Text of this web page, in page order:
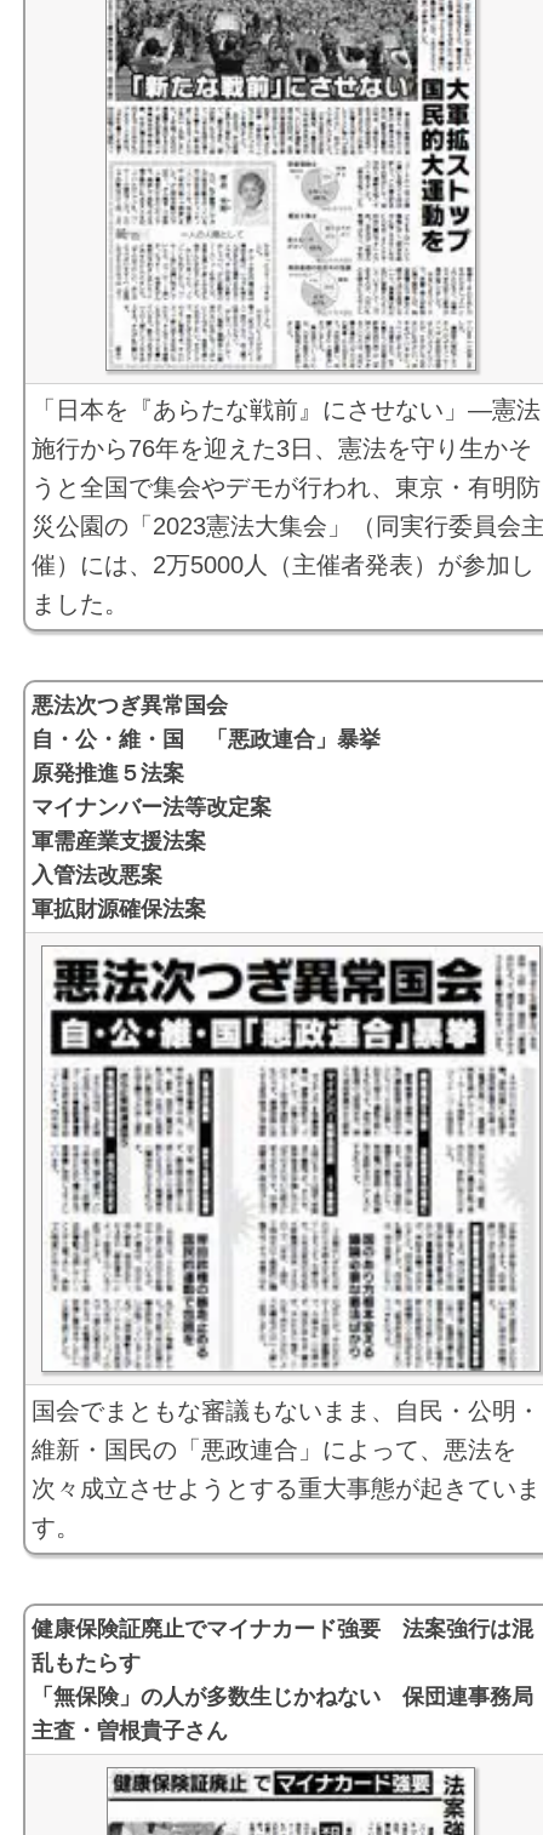
「日本を『あらたな戦前』にさせない」―憲法
施行から76年を迎えた3日、憲法を守り生かそ
うと全国で集会やデモが行われ、東京・有明防
災公園の「2023憲法大集会」（同実行委員会
催）には、2万5000人（主催者発表）が参加し
ました。
悪法次つぎ異常国会
自・公・維・国 「悪政連合」暴挙
原発推進５法案
マイナンバー法等改定案
軍需産業支援法案
入管法改悪案
軍拡財源確保法案
国会でまともな審議もないまま、自民・公明・
維新・国民の「悪政連合」によって、悪法を
次々成立させようとする重大事態が起きていま
す。
健康保険証廃止でマイナカード強要 法案強行は混
乱もたらす
「無保険」の人が多数生じかねない 保団連事務局
主査・曽根貴子さん